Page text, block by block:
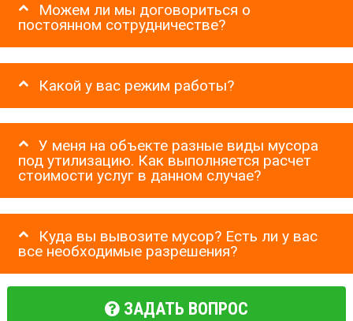
Можем ли мы договориться о
постоянном сотрудничестве?
Какой у вас режим работы?
У меня на объекте разные виды мусора
под утилизацию. Как выполняется расчет
стоимости услуг в данном случае?
Куда вы вывозите мусор? Есть ли у вас
все необходимые разрешения?
ЗАДАТЬ ВОПРОС